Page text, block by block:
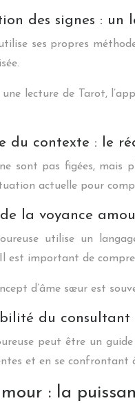
des signes : un
ses propres
une lecture de Tarot,
du contexte : le
sont pas figées, mais
actuelle pour
la voyance
utilise un
est important de
d’âme sœur est
du consultant
peut être un
et en se confrontant
: la